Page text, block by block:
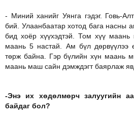
- Миний ханийг Уянга гэдэг. Говь-
бий. Улаанбаатар хотод бага насны
бид хоёр хүүхэдтэй. Том хүү маань
маань 5 настай. Ам бүл дөрвүүлээ
төрж байна. Гэр бүлийн хүн маань
маань маш сайн дэмждэгт баярлаж
-Энэ их хөдөлмөрч залуугийн
байдаг бол?